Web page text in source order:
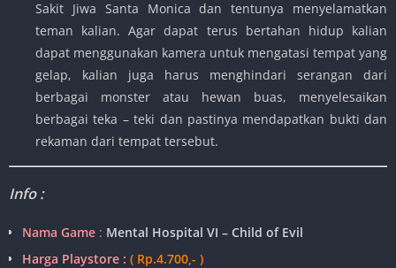
Sakit Jiwa Santa Monica dan tentunya menyelamatkan
teman kalian. Agar dapat terus bertahan hidup kalian
dapat menggunakan kamera untuk mengatasi tempat yang
gelap, kalian juga harus menghindari serangan dari
berbagai monster atau hewan buas, menyelesaikan
berbagai teka – teki dan pastinya mendapatkan bukti dan
rekaman dari tempat tersebut.
Info :
Nama Game : Mental Hospital VI – Child of Evil
Harga Playstore : ( Rp.4.700,- )